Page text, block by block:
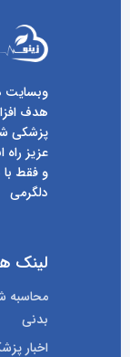
وبسایت
هدف
پزشکی
عزیز
و فقط
دلگرمی
لینک
محاسبه
بدنی
اخبار